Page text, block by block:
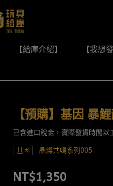
【給庫介紹】 【我想
【預購】基因 暴
已含進口稅金，實際發貨時間以
基因 晶燦共鳴系列005
NT$1,350